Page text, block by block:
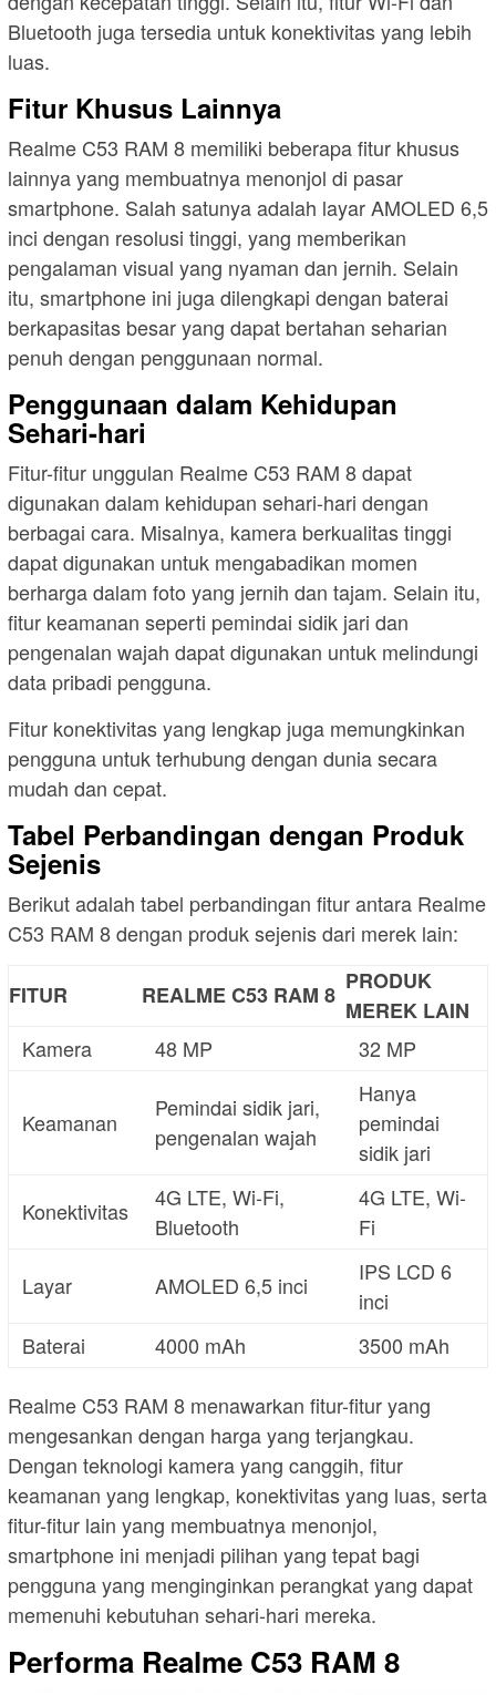
Bluetooth juga tersedia untuk konektivitas yang lebih
luas.
Fitur Khusus Lainnya
Realme C53 RAM 8 memiliki beberapa fitur khusus
lainnya yang membuatnya menonjol di pasar
smartphone. Salah satunya adalah layar AMOLED 6,5
inci dengan resolusi tinggi, yang memberikan
pengalaman visual yang nyaman dan jernih. Selain
itu, smartphone ini juga dilengkapi dengan baterai
berkapasitas besar yang dapat bertahan seharian
penuh dengan penggunaan normal.
Penggunaan dalam Kehidupan
Sehari-hari
Fitur-fitur unggulan Realme C53 RAM 8 dapat
digunakan dalam kehidupan sehari-hari dengan
berbagai cara. Misalnya, kamera berkualitas tinggi
dapat digunakan untuk mengabadikan momen
berharga dalam foto yang jernih dan tajam. Selain itu,
fitur keamanan seperti pemindai sidik jari dan
pengenalan wajah dapat digunakan untuk melindungi
data pribadi pengguna.
Fitur konektivitas yang lengkap juga memungkinkan
pengguna untuk terhubung dengan dunia secara
mudah dan cepat.
Tabel Perbandingan dengan Produk
Sejenis
Berikut adalah tabel perbandingan fitur antara Realme
C53 RAM 8 dengan produk sejenis dari merek lain:
FITUR REALME C53 RAM 8 PRODUK
MEREK LAIN
Kamera
48 MP 32 MP
Keamanan
Pemindai sidik jari,
pengenalan wajah
Hanya
pemindai
sidik jari
Konektivitas
4G LTE, Wi-Fi,
Bluetooth
4G LTE, Wi-
Fi
Layar AMOLED 6,5 inci
IPS LCD 6
inci
Baterai
4000 mAh 3500 mAh
Realme C53 RAM 8 menawarkan fitur-fitur yang
mengesankan dengan harga yang terjangkau.
Dengan teknologi kamera yang canggih, fitur
keamanan yang lengkap, konektivitas yang luas, serta
fitur-fitur lain yang membuatnya menonjol,
smartphone ini menjadi pilihan yang tepat bagi
pengguna yang menginginkan perangkat yang dapat
memenuhi kebutuhan sehari-hari mereka.
Performa Realme C53 RAM 8